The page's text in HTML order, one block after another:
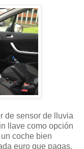
de sensor de lluvia
llave como opción
coche bien
euro que pagas.